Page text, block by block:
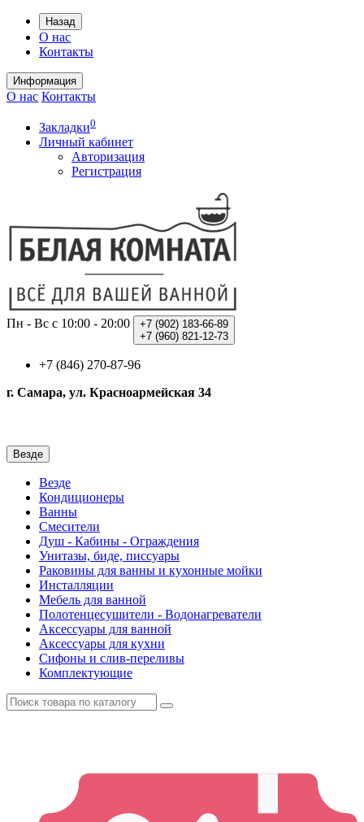
Назад
О нас
Контакты
Информация
О нас Контакты
Закладки0
Личный кабинет
Авторизация
Регистрация
Пн - Вс с 10:00 - 20:00 +7 (902) 183-66-89
+7 (960) 821-12-73
+7 (846) 270-87-96
г. Самара, ул. Красноармейская 34
Везде
Везде
Кондиционеры
Ванны
Смесители
Душ - Кабины - Ограждения
Унитазы, биде, писсуары
Раковины для ванны и кухонные мойки
Инсталляции
Мебель для ванной
Полотенцесушители - Водонагреватели
Аксессуары для ванной
Аксессуары для кухни
Сифоны и слив-переливы
Комплектующие